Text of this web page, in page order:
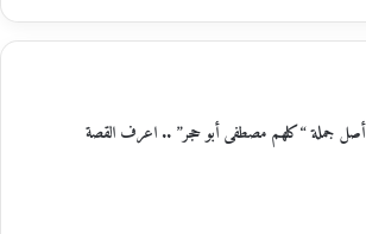
أصل جملة “كلهم مصطفى أبو حجر” .. اعرف القصة